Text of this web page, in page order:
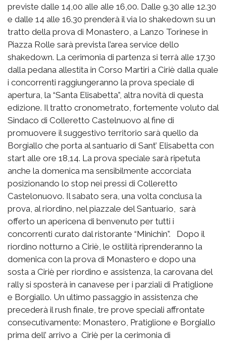
previste dalle 14,00 alle alle 16,00. Dalle 9.30 alle 12.30
e dalle 14 alle 16.30 prenderà il via lo shakedown su un
tratto della prova di Monastero, a Lanzo Torinese in
Piazza Rolle sarà prevista l’area service dello
shakedown. La cerimonia di partenza si terrà alle 17.30
dalla pedana allestita in Corso Martiri a Ciriè dalla quale
i concorrenti raggiungeranno la prova speciale di
apertura, la “Santa Elisabetta”, altra novità di questa
edizione. Il tratto cronometrato, fortemente voluto dal
Sindaco di Colleretto Castelnuovo al fine di
promuovere il suggestivo territorio sarà quello da
Borgiallo che porta al santuario di Sant’ Elisabetta con
start alle ore 18,14. La prova speciale sarà ripetuta
anche la domenica ma sensibilmente accorciata
posizionando lo stop nei pressi di Colleretto
Castelonuovo. Il sabato sera, una volta conclusa la
prova, al riordino, nel piazzale del Santuario, sarà
offerto un apericena di benvenuto per tutti i
concorrenti curato dal ristorante “Minichin”. Dopo il
riordino notturno a Ciriè, le ostilità riprenderanno la
domenica con la prova di Monastero e dopo una
sosta a Ciriè per riordino e assistenza, la carovana del
rally si sposterà in canavese per i parziali di Pratiglione
e Borgiallo. Un ultimo passaggio in assistenza che
precederà il rush finale, tre prove speciali affrontate
consecutivamente: Monastero, Pratiglione e Borgiallo
prima dell’ arrivo a Ciriè per la cerimonia di